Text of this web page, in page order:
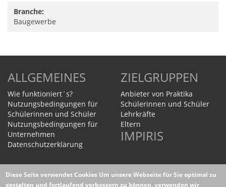
Branche:
Baugewerbe
ALLGEMEINES
Wie funktioniert´s?
Nutzungsbedingungen für
Schülerinnen und Schüler
Nutzungsbedingungen für
Unternehmen
Datenschutzerklärung
ZIELGRUPPEN
Anbieter von Praktika
Schülerinnen und Schüler
Lehrkräfte
Eltern
IMPIRIS
Homepage
WEITERES
Diese Seite verwendet Cookies Um unsere Webseite für Sie optimal zu
gestalten und fortlaufend verbessern zu können, verwenden wir